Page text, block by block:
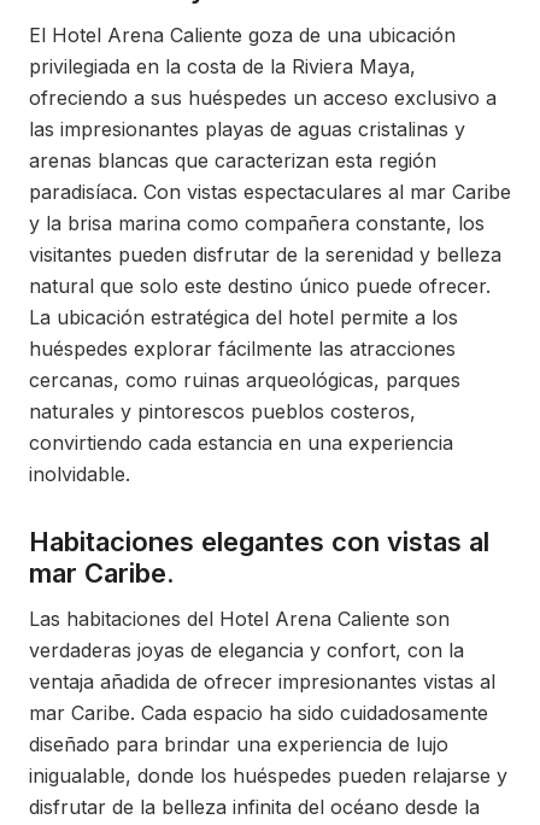
El Hotel Arena Caliente goza de una ubicación
privilegiada en la costa de la Riviera Maya,
ofreciendo a sus huéspedes un acceso exclusivo a
las impresionantes playas de aguas cristalinas y
arenas blancas que caracterizan esta región
paradisíaca. Con vistas espectaculares al mar Caribe
y la brisa marina como compañera constante, los
visitantes pueden disfrutar de la serenidad y belleza
natural que solo este destino único puede ofrecer.
La ubicación estratégica del hotel permite a los
huéspedes explorar fácilmente las atracciones
cercanas, como ruinas arqueológicas, parques
naturales y pintorescos pueblos costeros,
convirtiendo cada estancia en una experiencia
inolvidable.
Habitaciones elegantes con vistas al
mar Caribe.
Las habitaciones del Hotel Arena Caliente son
verdaderas joyas de elegancia y confort, con la
ventaja añadida de ofrecer impresionantes vistas al
mar Caribe. Cada espacio ha sido cuidadosamente
diseñado para brindar una experiencia de lujo
inigualable, donde los huéspedes pueden relajarse y
disfrutar de la belleza infinita del océano desde la